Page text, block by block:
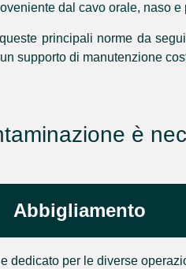
dal cavo orale, naso
principali norme da
supporto di manutenzione
è
Abbigliamento
e dedicato per le diverse